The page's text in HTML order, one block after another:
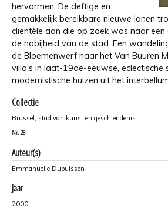
hervormen. De deftige en
gemakkelijk bereikbare nieuwe lanen
clientèle aan die op zoek was naar een
de nabijheid van de stad. Een
de Bloemenwerf naar het Van Buuren
villa's in laat-19de-eeuwse, eclectische
modernistische huizen uit het
Collectie
Brussel, stad van kunst en geschiendenis
Nr. 28
Auteur(s)
Emmanuelle Dubuisson
Jaar
2000